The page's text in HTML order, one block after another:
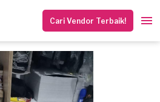
Cari Vendor Terbaik!